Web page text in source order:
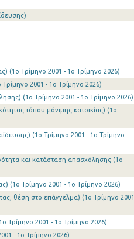
(1o Τρίμηνο 2001 - 1o Τρίμηνο 2026)
2001 - 1o Τρίμηνο 2026)
(1o Τρίμηνο 2001 - 1o Τρίμηνο 2026)
τόπου μόνιμης κατοικίας) (1o
(1o Τρίμηνο 2001 - 1o Τρίμηνο
και κατάσταση απασχόλησης (1o
(1o Τρίμηνο 2001 - 1o Τρίμηνο 2026)
θέση στο επάγγελμα) (1o Τρίμηνο 2001
Τρίμηνο 2001 - 1o Τρίμηνο 2026)
- 1o Τρίμηνο 2026)